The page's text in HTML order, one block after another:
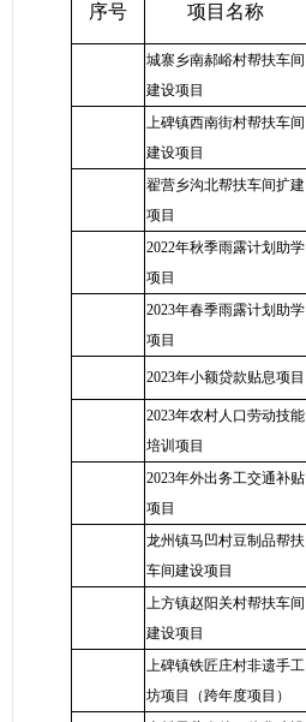
序号 项目名称
城寨乡南郝峪村帮扶车间
建设项目
上碑镇西南街村帮扶车间
建设项目
翟营乡沟北帮扶车间扩建
项目
2022年秋季雨露计划助学
项目
2023年春季雨露计划助学
项目
2023年小额贷款贴息项目
2023年农村人口劳动技能
培训项目
2023年外出务工交通补贴
项目
龙州镇马凹村豆制品帮扶
车间建设项目
上方镇赵阳关村帮扶车间
建设项目
上碑镇铁匠庄村非遗手工
坊项目（跨年度项目）